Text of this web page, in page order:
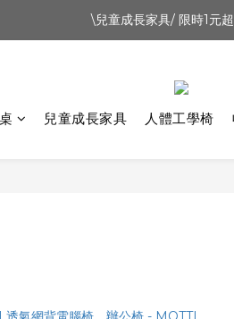
新會員首購禮500
\兒童成長家具/ 限時1元
新會員首購禮500元
兒童成長家具 人體工學椅